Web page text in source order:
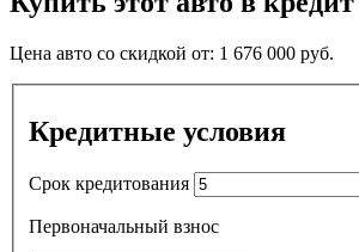
Цена авто со скидкой от: 1 676 000 руб.
Кредитные условия
Срок кредитования
Первоначальный взнос